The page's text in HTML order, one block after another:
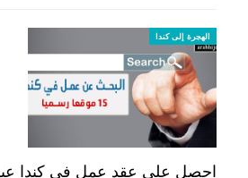
الهجرة إلى كندا